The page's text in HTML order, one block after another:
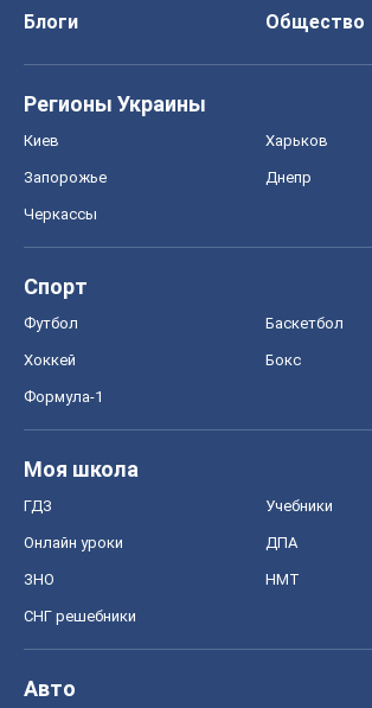
Блоги
Общество
Регионы Украины
Киев Харьков
Запорожье Днепр
Черкассы
Спорт
Футбол Баскетбол
Хоккей Бокс
Формула-1
Моя школа
ГДЗ Учебники
Онлайн уроки ДПА
ЗНО НМТ
СНГ решебники
Авто